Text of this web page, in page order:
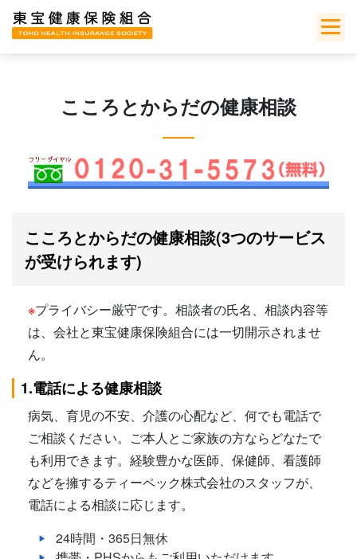
Skip
こころとからだの健康相談
こころとからだの健康相談(3つのサービス
が受けられます)
※プライバシー厳守です。相談者の氏名、相談内容等
は、会社と東宝健康保険組合には一切開示されませ
ん。
1.電話による健康相談
病気、育児の不安、介護の心配など、何でも電話で
ご相談ください。ご本人とご家族の方ならどなたで
も利用できます。経験豊かな医師、保健師、看護師
などを擁するティーペック株式会社のスタッフが、
電話による相談に応じます。
24時間・365日無休